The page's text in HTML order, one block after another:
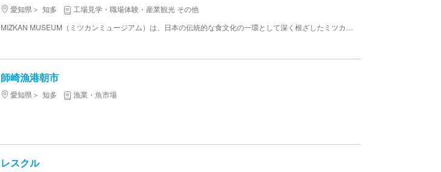
愛知県 知多
工場見学・職場体験・産業観光 その他
師崎漁港朝市
愛知県 知多 漁業・魚市場
レスクル